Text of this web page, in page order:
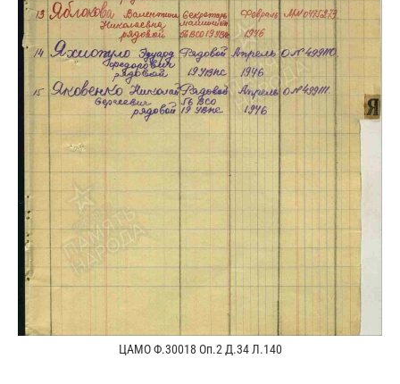
ЦАМО Ф.30018 Оп.2 Д.34 Л.140